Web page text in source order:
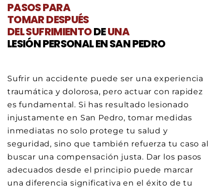
PASOSPARA
TOMAR DESPUÉS
DEL SUFRIMIENTODEUNA
LESIÓN PERSONAL EN SAN PEDRO
Sufrir un accidente puede ser una experiencia
traumática y dolorosa, pero actuar con rapidez
es fundamental. Si has resultado lesionado
injustamente en San Pedro, tomar medidas
inmediatas no solo protege tu salud y
seguridad, sino que también refuerza tu caso al
buscar una compensación justa. Dar los pasos
adecuados desde el principio puede marcar
una diferencia significativa en el éxito de tu